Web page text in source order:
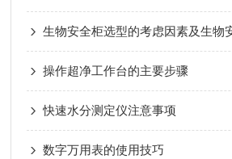
生物安全柜选型的考虑因素及生物
操作超净工作台的主要步骤
快速水分测定仪注意事项
数字万用表的使用技巧